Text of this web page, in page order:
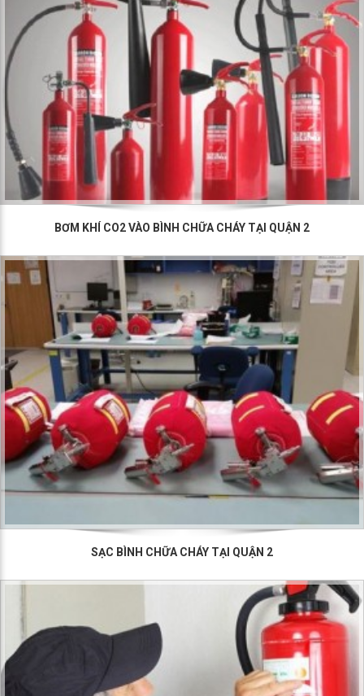
BƠM KHÍ CO2 VÀO BÌNH CHỮA CHÁY TẠI QUẬN 2
SẠC BÌNH CHỮA CHÁY TẠI QUẬN 2